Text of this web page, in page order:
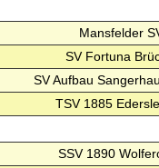
Mansfelder
SV Fortuna
SV Aufbau
TSV 1885
SSV 1890